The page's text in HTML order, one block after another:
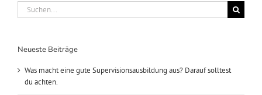
Suche
nach:
Neueste Beiträge
Was macht eine gute Supervisionsausbildung aus? Darauf solltest
du achten.